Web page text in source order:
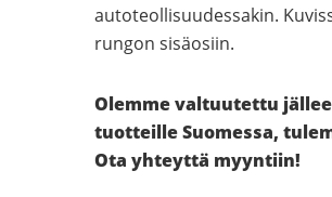
autoteollisuudessakin.
rungon sisäosiin.
Olemme valtuutettu
tuotteille Suomessa,
Ota yhteyttä myyntiin!